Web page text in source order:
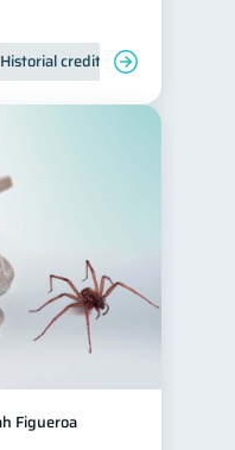
Historial crediticio
Figueroa